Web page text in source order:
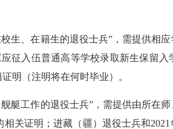
生、在籍生的退役士兵”，需提供相
征入伍普通高等学校录取新生保留
明（注明将在何时毕业）。
艇工作的退役士兵”，需提供由所在
关证明；进藏（疆）退役士兵和